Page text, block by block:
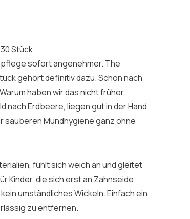
Stück
sofort angenehmer. The
gehört definitiv dazu. Schon nach
haben wir das nicht früher
nach Erdbeere, liegen gut in der Hand
sauberen Mundhygiene ganz ohne
fühlt sich weich an und gleitet
Kinder, die sich erst an Zahnseide
umständliches Wickeln. Einfach ein
zu entfernen.